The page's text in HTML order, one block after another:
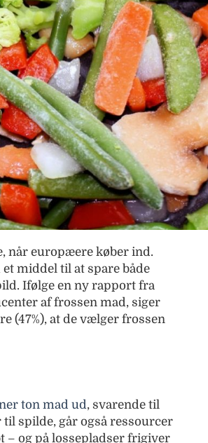
når europæere køber ind.
middel til at spare både
Ifølge en ny rapport fra
af frossen mad, siger
(47%), at de vælger frossen
ton mad ud, svarende til
spilde, går også ressourcer
– og på lossepladser frigiver